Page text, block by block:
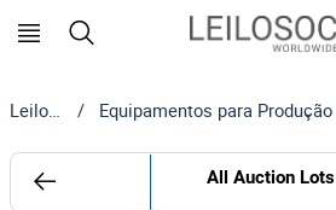
Leilosoc /
All Auction Lots